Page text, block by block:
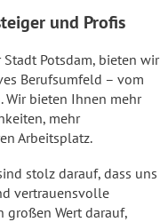
und Profis
Potsdam, bieten wir
Berufsumfeld – vom
Wir bieten Ihnen mehr
mehr
Arbeitsplatz.
stolz darauf, dass uns
vertrauensvolle
großen Wert darauf,